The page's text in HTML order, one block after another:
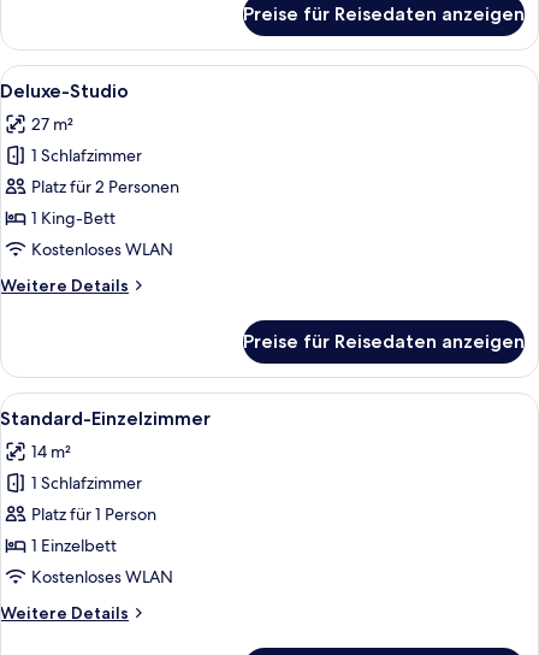
Studio
Preise für Reisedaten anzeigen
Alle
Fotos
für
Deluxe-
Studio
anzeigen
Ein modernes Hotelzimmer mit
5
Deluxe-Studio
27 m²
1 Schlafzimmer
Platz für 2 Personen
1 King-Bett
Kostenloses WLAN
Weitere Details
Weitere
Studio
Preise für Reisedaten anzeigen
Alle
Fotos
für
Standard-
Einzelzimmer
anzeigen
Standard-Einzelzimmer |
10
Standard-Einzelzimmer
14 m²
1 Schlafzimmer
Platz für 1 Person
1 Einzelbett
Kostenloses WLAN
Weitere Details
Weitere